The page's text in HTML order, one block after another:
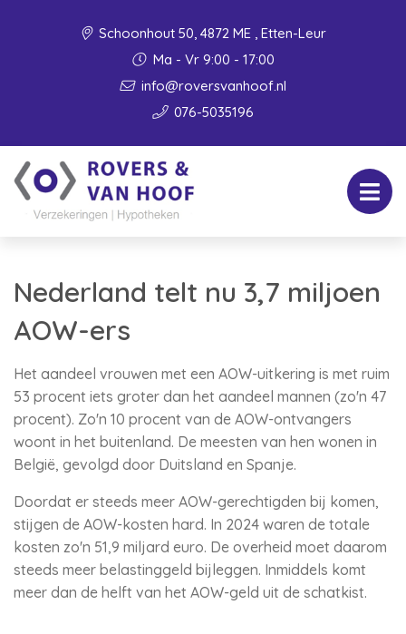
Schoonhout 50, 4872 ME , Etten-Leur
Ma - Vr 9:00 - 17:00
info@roversvanhoof.nl
076-5035196
Nederland telt nu 3,7 miljoen
AOW-ers
Het aandeel vrouwen met een AOW-uitkering is met ruim
53 procent iets groter dan het aandeel mannen (zo'n 47
procent). Zo'n 10 procent van de AOW-ontvangers
woont in het buitenland. De meesten van hen wonen in
België, gevolgd door Duitsland en Spanje.
Doordat er steeds meer AOW-gerechtigden bij komen,
stijgen de AOW-kosten hard. In 2024 waren de totale
kosten zo'n 51,9 miljard euro. De overheid moet daarom
steeds meer belastinggeld bijleggen. Inmiddels komt
meer dan de helft van het AOW-geld uit de schatkist.